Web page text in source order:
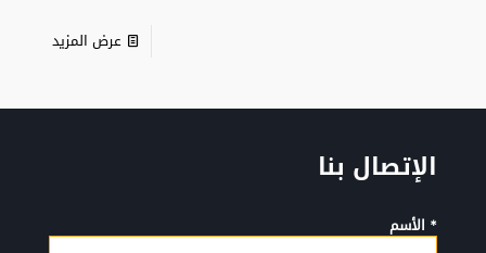
عرض المزيد
الإتصال بنا
* الأسم